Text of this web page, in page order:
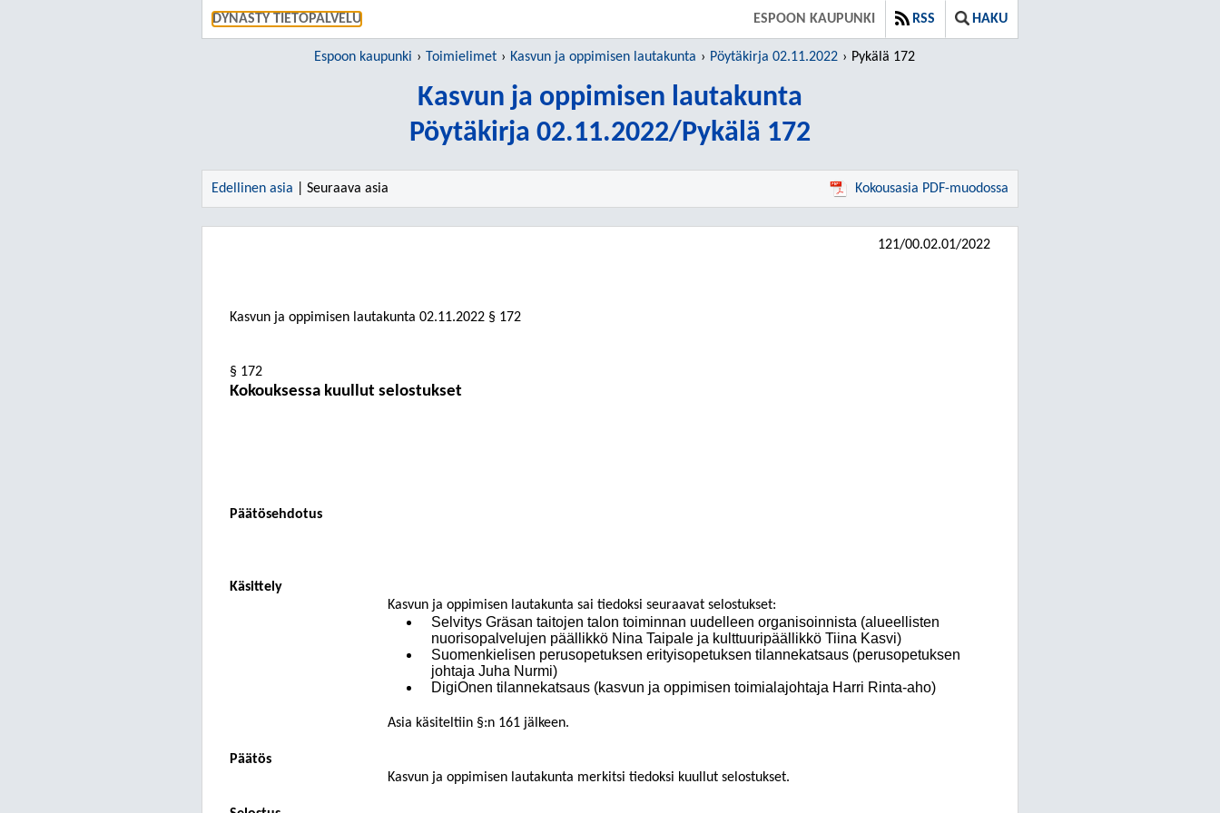
DYNASTY TIETOPALVELU ESPOON KAUPUNKI RSS HAKU
Espoon kaupunki Toimielimet Kasvun ja oppimisen lautakunta Pöytäkirja 02.11.2022 Pykälä 172
Kasvun ja oppimisen lautakunta
Pöytäkirja 02.11.2022/Pykälä 172
Edellinen asia | Seuraava asia Kokousasia PDF-muodossa
121/00.02.01/2022
Kasvun ja oppimisen lautakunta 02.11.2022 § 172
§ 172
Kokouksessa kuullut selostukset
Päätösehdotus
Käsittely
Kasvun ja oppimisen lautakunta sai tiedoksi seuraavatselostukset:
Selvitys Gräsan taitojen talon toiminnan uudelleen organisoinnista (alueellisten
nuorisopalvelujen päällikkö Nina Taipale ja kulttuuripäällikkö Tiina Kasvi)
Suomenkielisen perusopetuksen erityisopetuksen tilannekatsaus(perusopetuksen
johtaja Juha Nurmi)
DigiOnen tilannekatsaus (kasvun ja oppimisen toimialajohtaja Harri Rinta-aho)
Asia käsiteltiin §:n 161jälkeen.
Päätös
Kasvun ja oppimisen lautakunta merkitsi tiedoksi kuullut selostukset.